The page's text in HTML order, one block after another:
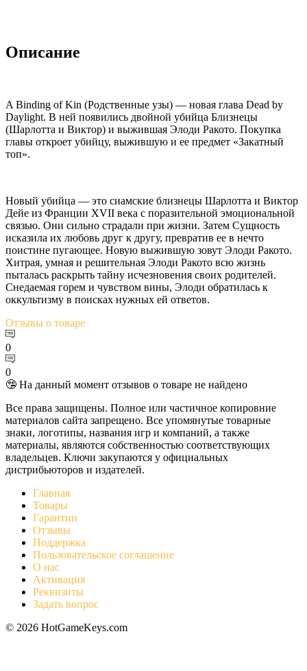
Описание
A Binding of Kin (Родственные узы) — новая глава Dead by
Daylight. В ней появились двойной убийца Близнецы
(Шарлотта и Виктор) и выжившая Элоди Ракото. Покупка
главы откроет убийцу, выжившую и ее предмет «Закатный
топ».
Новый убийца — это сиамские близнецы Шарлотта и Виктор
Дейе из Франции XVII века с поразительной эмоциональной
связью. Они сильно страдали при жизни. Затем Сущность
исказила их любовь друг к другу, превратив ее в нечто
поистине пугающее. Новую выжившую зовут Элоди Ракото.
Хитрая, умная и решительная Элоди Ракото всю жизнь
пыталась раскрыть тайну исчезновения своих родителей.
Снедаемая горем и чувством вины, Элоди обратилась к
оккультизму в поисках нужных ей ответов.
Отзывы о товаре
0
0
🤥 На данный момент отзывов о товаре не найдено
Все права защищены. Полное или частичное копировние
материалов сайта запрещено. Все упомянутые товарные
знаки, логотипы, названия игр и компаний, а также
материалы, являются собственностью соответствующих
владельцев. Ключи закупаются у официальных
дистрибьюторов и издателей.
Главная
Товары
Гарантии
Отзывы
Поддержка
Пользовательское соглашение
О нас
Активация
Реквизиты
Задать вопрос
© 2026 HotGameKeys.com